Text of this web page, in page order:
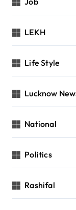
LEKH
Life Style
Lucknow
National
Politics
Rashifal